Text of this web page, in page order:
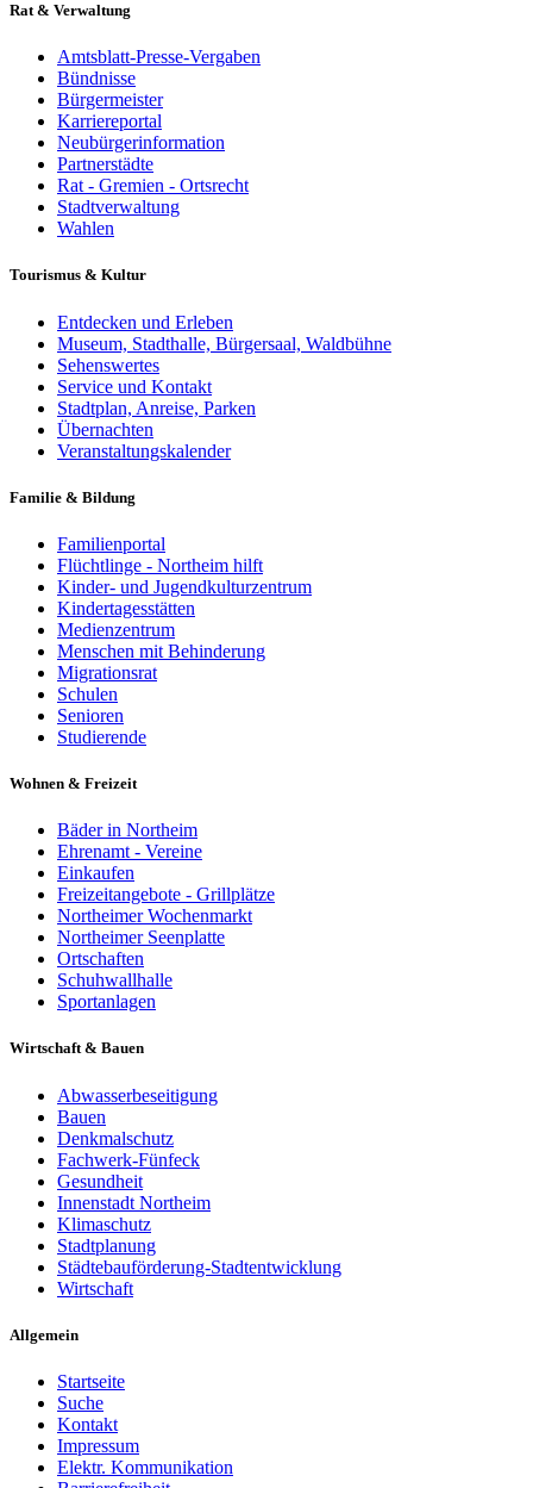
Rat & Verwaltung
Amtsblatt-Presse-Vergaben
Bündnisse
Bürgermeister
Karriereportal
Neubürgerinformation
Partnerstädte
Rat - Gremien - Ortsrecht
Stadtverwaltung
Wahlen
Tourismus & Kultur
Entdecken und Erleben
Museum, Stadthalle, Bürgersaal, Waldbühne
Sehenswertes
Service und Kontakt
Stadtplan, Anreise, Parken
Übernachten
Veranstaltungskalender
Familie & Bildung
Familienportal
Flüchtlinge - Northeim hilft
Kinder- und Jugendkulturzentrum
Kindertagesstätten
Medienzentrum
Menschen mit Behinderung
Migrationsrat
Schulen
Senioren
Studierende
Wohnen & Freizeit
Bäder in Northeim
Ehrenamt - Vereine
Einkaufen
Freizeitangebote - Grillplätze
Northeimer Wochenmarkt
Northeimer Seenplatte
Ortschaften
Schuhwallhalle
Sportanlagen
Wirtschaft & Bauen
Abwasserbeseitigung
Bauen
Denkmalschutz
Fachwerk-Fünfeck
Gesundheit
Innenstadt Northeim
Klimaschutz
Stadtplanung
Städtebauförderung-Stadtentwicklung
Wirtschaft
Allgemein
Startseite
Suche
Kontakt
Impressum
Elektr. Kommunikation